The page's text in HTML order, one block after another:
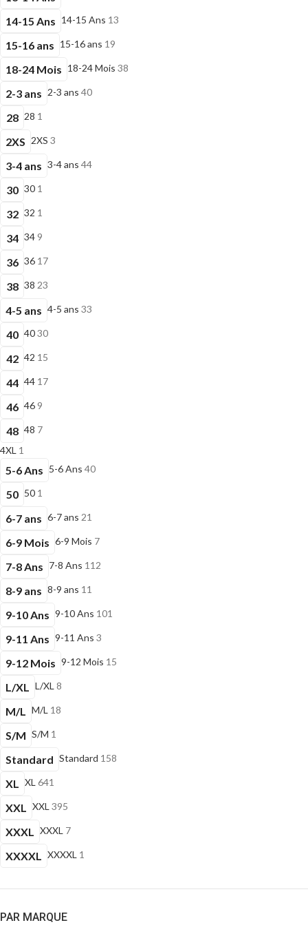
14-15 Ans 14-15 Ans 13
15-16 ans 15-16 ans 19
18-24 Mois 18-24 Mois 38
2-3 ans 2-3 ans 40
28 28 1
2XS 2XS 3
3-4 ans 3-4 ans 44
30 30 1
32 32 1
34 34 9
36 36 17
38 38 23
4-5 ans 4-5 ans 33
40 4030
42 42 15
44 44 17
46 46 9
48 48 7
4XL 1
5-6 Ans 5-6 Ans 40
50 50 1
6-7 ans 6-7 ans 21
6-9 Mois 6-9 Mois 7
7-8 Ans 7-8 Ans 112
8-9 ans 8-9 ans 11
9-10 Ans 9-10 Ans 101
9-11 Ans 9-11 Ans 3
9-12 Mois 9-12 Mois 15
L/XL L/XL 8
M/L M/L 18
S/M S/M 1
Standard Standard 158
XL XL 641
XXL XXL 395
XXXL XXXL 7
XXXXL XXXXL 1
PAR MARQUE